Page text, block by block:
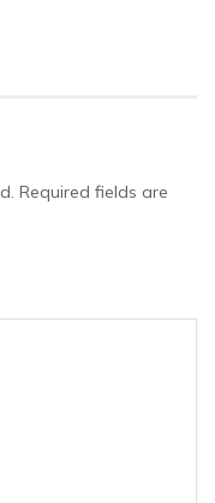
Required fields are